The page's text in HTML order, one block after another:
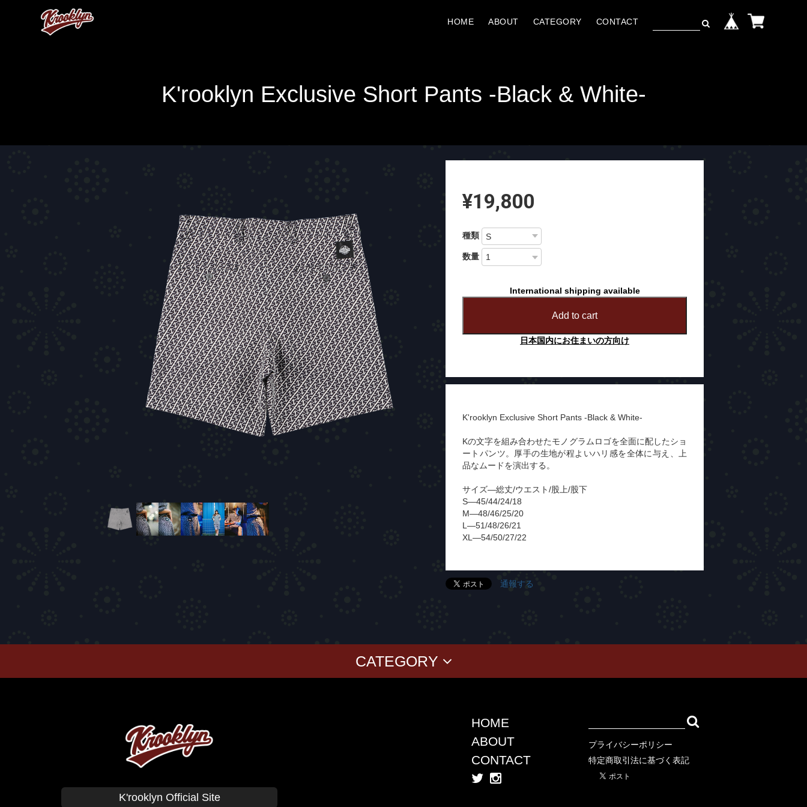
HOME ABOUT CATEGORY CONTACT
K'rooklyn Exclusive Short Pants -Black & White-
¥19,800
種類
数量
International shipping available
Add to cart
日本国内にお住まいの方向け
K'rooklyn Exclusive Short Pants -Black & White-
Kの文字を組み合わせたモノグラムロゴを全面に配したショ
ートパンツ。厚手の生地が程よいハリ感を全体に与え、上
品なムードを演出する。
サイズ—総丈/ウエスト/股上/股下
S—45/44/24/18
M—48/46/25/20
L—51/48/26/21
XL—54/50/27/22
通報する
CATEGORY
T-SHIRTS PANTS CAP GOODS BABY KID'S CLASSICS COLLABORATION
上岡 拓也
Denali
SUGI
Akimoto Fukuda
You2
SWEAT OUTER
K'rooklyn Official Site
HOME
ABOUT
CONTACT
プライバシーポリシー
特定商取引法に基づく表記